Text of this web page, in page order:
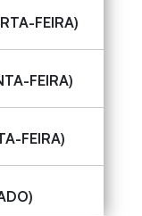
FEIRA)
FEIRA)
FEIRA)